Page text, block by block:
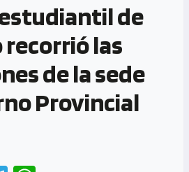
de
recorrió las
de la sede
Provincial